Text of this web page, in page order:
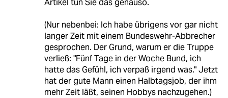
(Nur nebenbei: Ich habe übrigens vor gar nicht
langer Zeit mit einem Bundeswehr-Abbrecher
gesprochen. Der Grund, warum er die Truppe
verließ: "Fünf Tage in der Woche Bund, ich
hatte das Gefühl, ich verpaß irgend was." Jetzt
hat der gute Mann einen Halbtagsjob, der ihm
mehr Zeit läßt, seinen Hobbys nachzugehen.)